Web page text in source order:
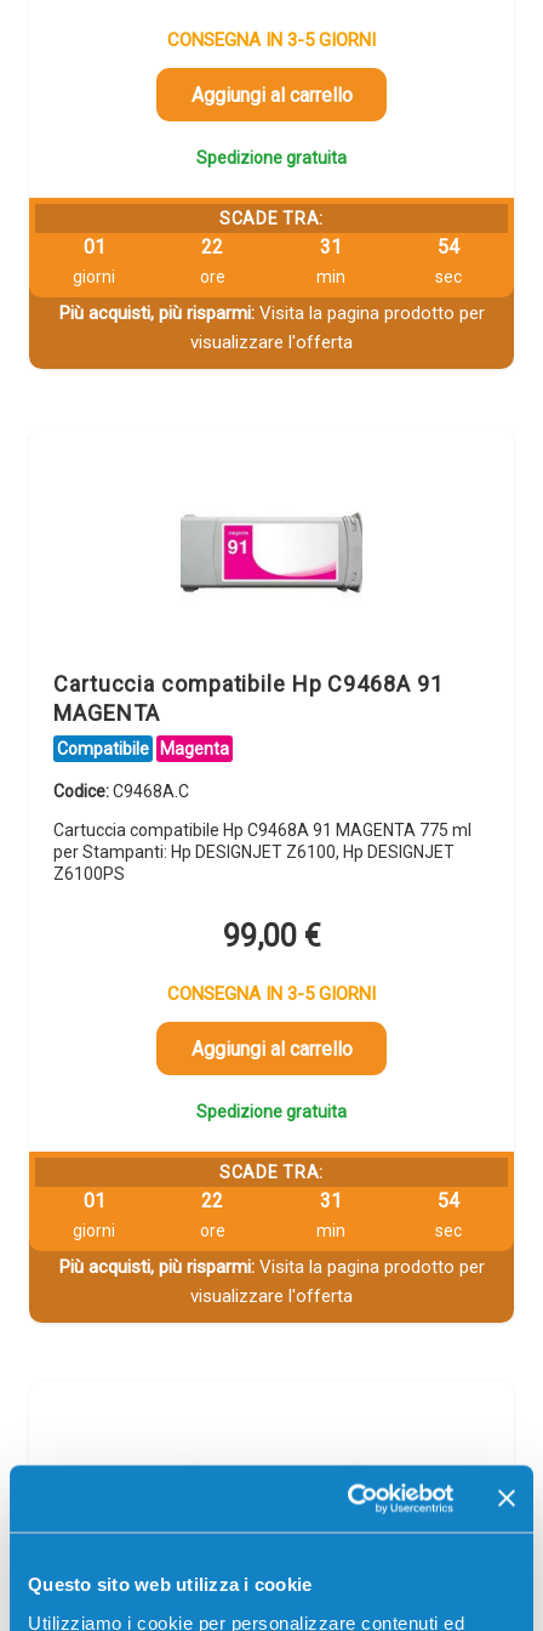
Questo sito web utilizza i cookie
Utilizziamo i cookie per personalizzare contenuti ed
CONSEGNA IN 3-5 GIORNI
Aggiungi al carrello
Spedizione gratuita
SCADE TRA:
01
giorni
22
ore
31
min
53
sec
Più acquisti, più risparmi:Visita la pagina prodotto per
visualizzare l'offerta
Cartuccia compatibile Hp C9468A 91
MAGENTA
Compatibile Magenta
Codice:C9468A.C
Cartuccia compatibile Hp C9468A 91 MAGENTA 775 ml
per Stampanti: Hp DESIGNJET Z6100, Hp DESIGNJET
Z6100PS
99,00 €
CONSEGNA IN 3-5 GIORNI
Aggiungi al carrello
Spedizione gratuita
SCADE TRA:
01
giorni
22
ore
31
min
53
sec
Più acquisti, più risparmi:Visita la pagina prodotto per
visualizzare l'offerta